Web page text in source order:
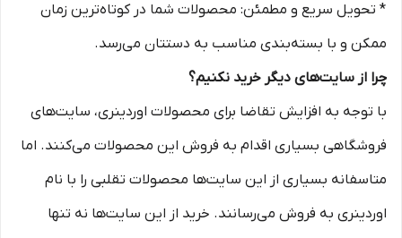
* تحویل سریع و مطمئن: محصولات شما در کوتاه‌ترین زمان
ممکن و با بسته‌بندی مناسب به دستتان می‌رسد.
چرا از سایت‌های دیگر خرید نکنیم؟
با توجه به افزایش تقاضا برای محصولات اوردینری، سایت‌های
فروشگاهی بسیاری اقدام به فروش این محصولات می‌کنند. اما
متاسفانه بسیاری از این سایت‌ها محصولات تقلبی را با نام
اوردینری به فروش می‌رسانند. خرید از این سایت‌ها نه تنها